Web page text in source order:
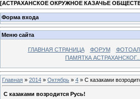
[АСТРАХАНСКОЕ ОКРУЖНОЕ КАЗАЧЬЕ
Форма входа
Меню сайта
ГЛАВНАЯ СТРАНИЦА ФОРУМ
ПАМЯТКА АСТРАХАНСКОГ...
Главная » 2014 » Октябрь » 4 » С казаками
С казаками возродится Русь!